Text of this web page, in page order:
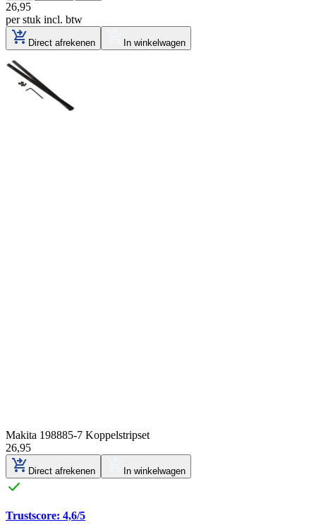
26,95
per stuk incl. btw
Direct afrekenen In winkelwagen
Makita 198885-7 Koppelstripset
26,95
Direct afrekenen In winkelwagen
Trustscore: 4,6/5